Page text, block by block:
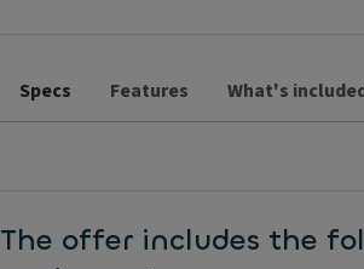
Specs Features What's
The offer includes the